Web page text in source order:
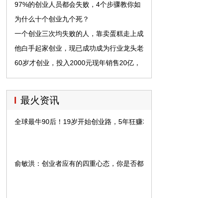
97%的创业人员都会失败，4个步骤教你如
何避免
为什么十个创业九个死？
一个创业三次均失败的人，靠卖蛋糕走上成
功之路，月销量1亿
他白手起家创业，现已成功成为行业龙头老
大
60岁才创业，投入2000元现年销售20亿，
占据市场半壁江山
最火资讯
全球最牛90后！19岁开始创业路，5年狂赚350亿
俞敏洪：创业者应有的四重心态，你是否都具备？